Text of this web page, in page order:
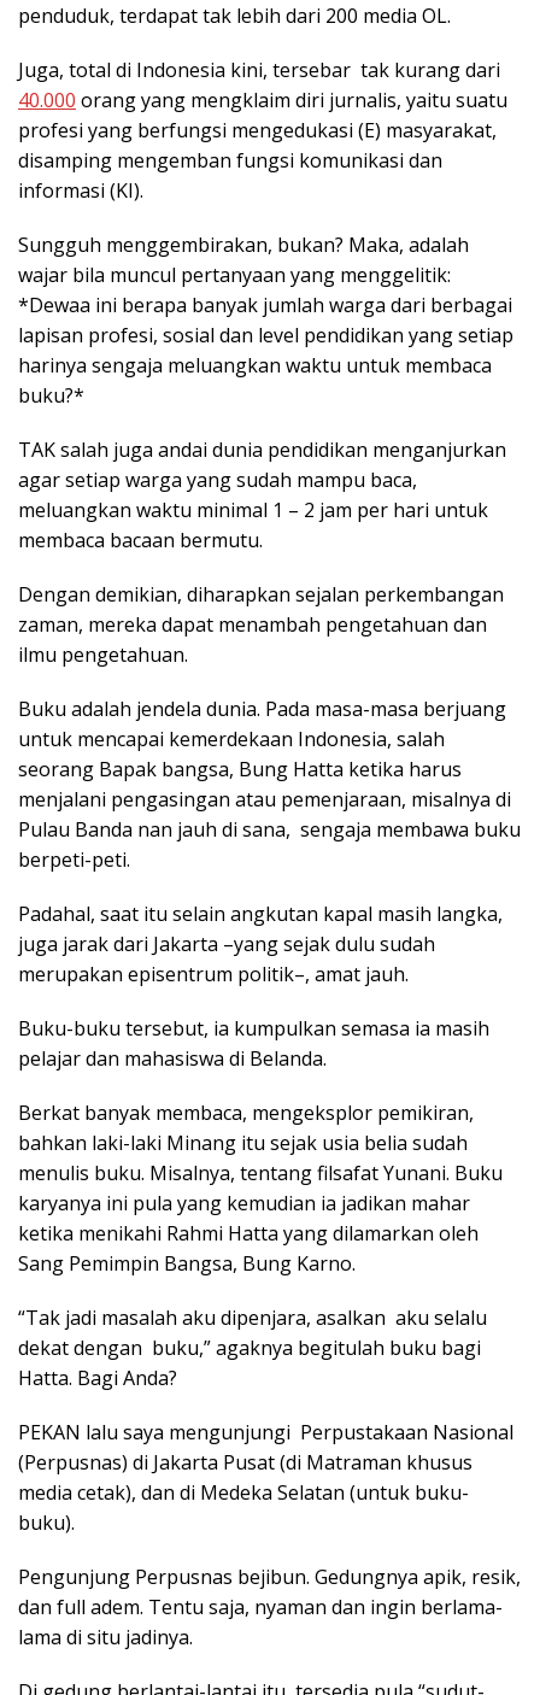
penduduk, terdapat tak lebih dari 200 media OL.
Juga, total di Indonesia kini, tersebar tak kurang dari
40.000 orang yang mengklaim diri jurnalis, yaitu suatu
profesi yang berfungsi mengedukasi (E) masyarakat,
disamping mengemban fungsi komunikasi dan
informasi (KI).
Sungguh menggembirakan, bukan? Maka, adalah
wajar bila muncul pertanyaan yang menggelitik:
*Dewaa ini berapa banyak jumlah warga dari berbagai
lapisan profesi, sosial dan level pendidikan yang setiap
harinya sengaja meluangkan waktu untuk membaca
buku?*
TAK salah juga andai dunia pendidikan menganjurkan
agar setiap warga yang sudah mampu baca,
meluangkan waktu minimal 1 – 2 jam per hari untuk
membaca bacaan bermutu.
Dengan demikian, diharapkan sejalan perkembangan
zaman, mereka dapat menambah pengetahuan dan
ilmu pengetahuan.
Buku adalah jendela dunia. Pada masa-masa berjuang
untuk mencapai kemerdekaan Indonesia, salah
seorang Bapak bangsa, Bung Hatta ketika harus
menjalani pengasingan atau pemenjaraan, misalnya di
Pulau Banda nan jauh di sana, sengaja membawa buku
berpeti-peti.
Padahal, saat itu selain angkutan kapal masih langka,
juga jarak dari Jakarta –yang sejak dulu sudah
merupakan episentrum politik–, amat jauh.
Buku-buku tersebut, ia kumpulkan semasa ia masih
pelajar dan mahasiswa di Belanda.
Berkat banyak membaca, mengeksplor pemikiran,
bahkan laki-laki Minang itu sejak usia belia sudah
menulis buku. Misalnya, tentang filsafat Yunani. Buku
karyanya ini pula yang kemudian ia jadikan mahar
ketika menikahi Rahmi Hatta yang dilamarkan oleh
Sang Pemimpin Bangsa, Bung Karno.
“Tak jadi masalah aku dipenjara, asalkan aku selalu
dekat dengan buku,” agaknya begitulah buku bagi
Hatta. Bagi Anda?
PEKAN lalu saya mengunjungi Perpustakaan Nasional
(Perpusnas) di Jakarta Pusat (di Matraman khusus
media cetak), dan di Medeka Selatan (untuk buku-
buku).
Pengunjung Perpusnas bejibun. Gedungnya apik, resik,
dan full adem. Tentu saja, nyaman dan ingin berlama-
lama di situ jadinya.